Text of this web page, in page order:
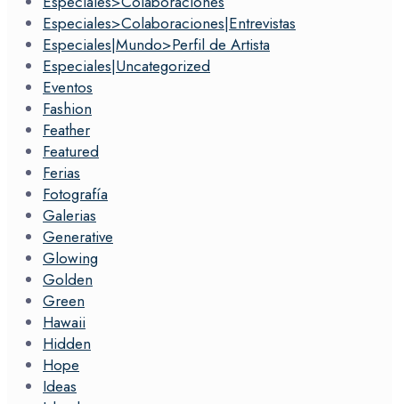
Especiales>Colaboraciones|Entrevistas
Especiales|Mundo>Perfil de Artista
Especiales|Uncategorized
Eventos
Fashion
Feather
Featured
Ferias
Fotografía
Galerias
Generative
Glowing
Golden
Green
Hawaii
Hidden
Hope
Ideas